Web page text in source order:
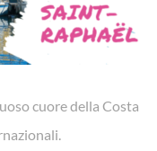
cuore della Costa